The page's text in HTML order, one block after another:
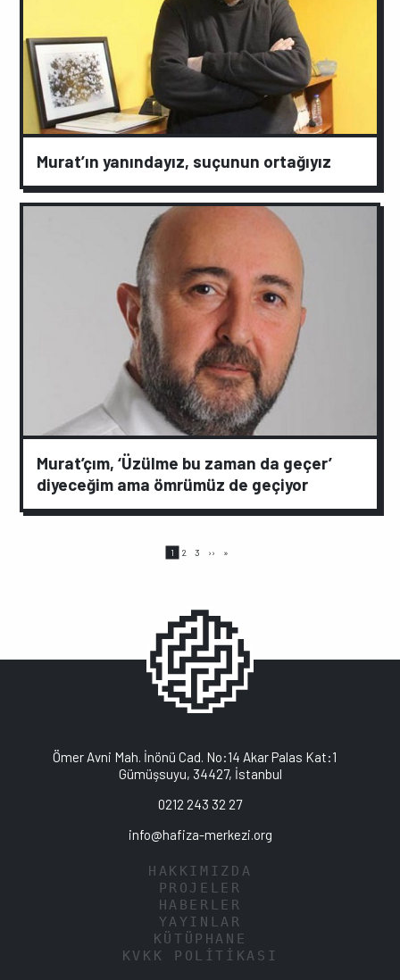
Murat’ın yanındayız, suçunun ortağıyız
Murat’çım, ‘Üzülme bu zaman da geçer’
diyeceğim ama ömrümüz de geçiyor
Page
1 2 3
sayfa
››
sayfa
»
Ömer Avni Mah. İnönü Cad. No:14 Akar Palas Kat:1
Gümüşsuyu, 34427, İstanbul
0212 243 32 27
info@hafiza-merkezi.org
HAKKIMIZDA
PROJELER
HABERLER
YAYINLAR
KÜTÜPHANE
KVKK POLİTİKASI